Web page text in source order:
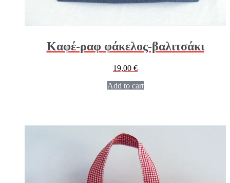
Καφέ-ραφ φάκελος-βαλιτσάκι
19,00 €
Add to cart